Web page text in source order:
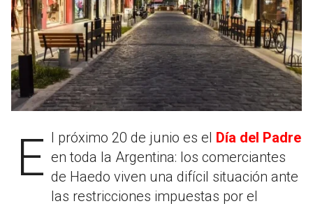
El próximo 20 de junio es el Día del Padre
en toda la Argentina: los comerciantes
de Haedo viven una difícil situación ante
las restricciones impuestas por el